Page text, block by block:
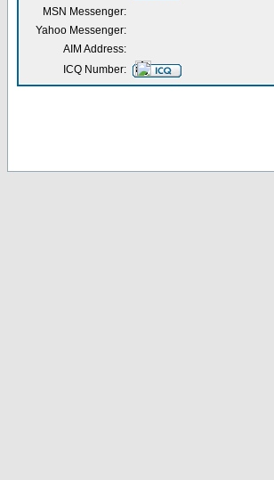
MSN Messenger:
Yahoo Messenger:
AIM Address:
ICQ Number: